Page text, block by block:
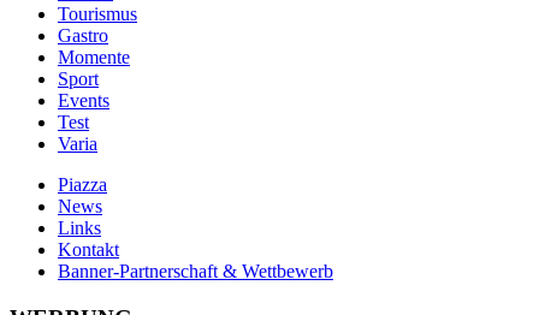
Tourismus
Gastro
Momente
Sport
Events
Test
Varia
Piazza
News
Links
Kontakt
Banner-Partnerschaft & Wettbewerb